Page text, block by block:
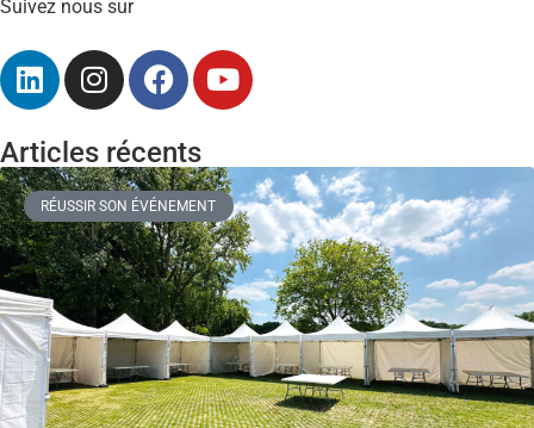
Suivez nous sur
Articles récents
RÉUSSIR SON ÉVÉNEMENT